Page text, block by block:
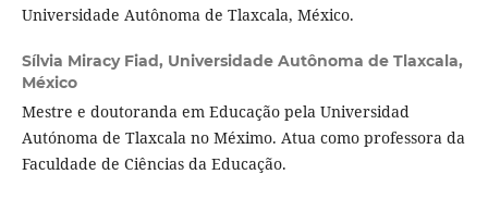
Universidade Autônoma de Tlaxcala, México.
Sílvia Miracy Fiad, Universidade Autônoma de Tlaxcala,
México
Mestre e doutoranda em Educação pela Universidad
Autónoma de Tlaxcala no Méximo. Atua como professora da
Faculdade de Ciências da Educação.